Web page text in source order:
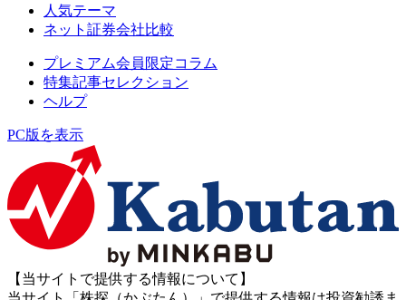
人気テーマ
ネット証券会社比較
プレミアム会員限定コラム
特集記事セレクション
ヘルプ
PC版を表示
【当サイトで提供する情報について】